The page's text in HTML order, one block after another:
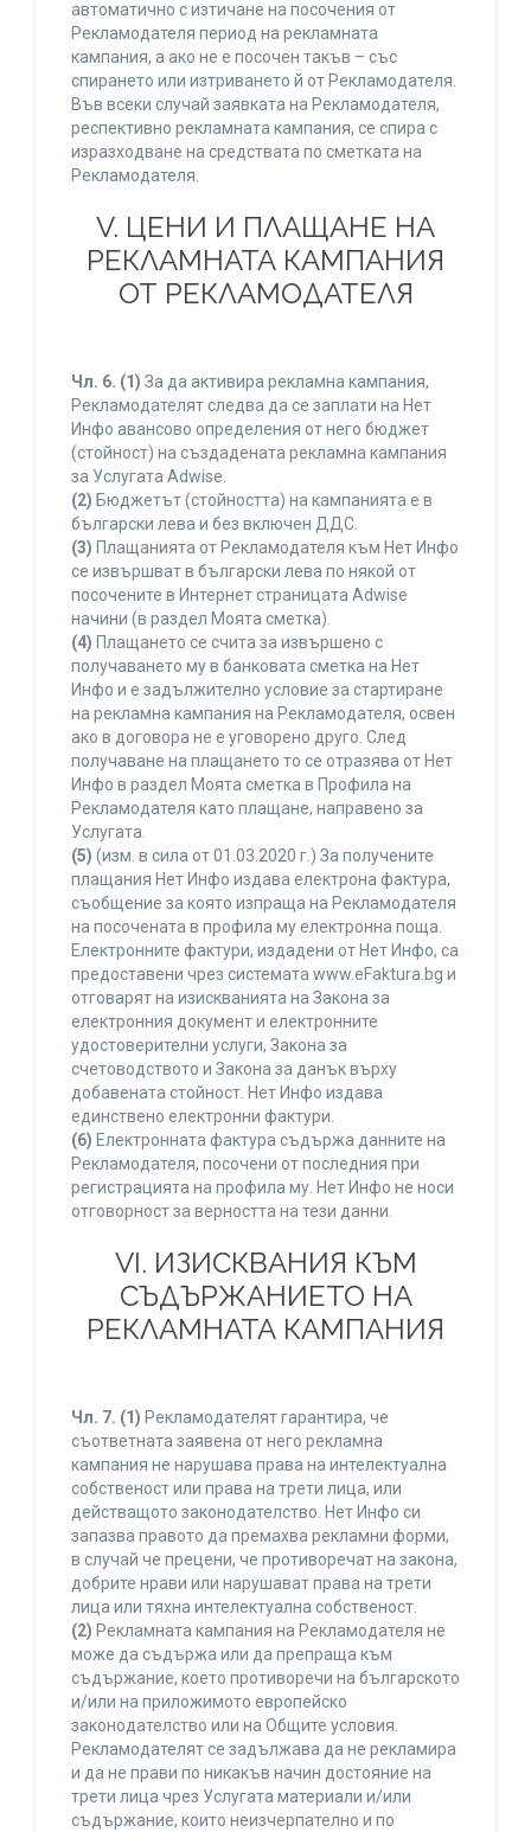
автоматично с изтичане на посочения от
Рекламодателя период на рекламната
кампания, а ако не е посочен такъв – със
спирането или изтриването й от Рекламодателя.
Във всеки случай заявката на Рекламодателя,
респективно рекламната кампания, се спира с
изразходване на средствата по сметката на
Рекламодателя.
V. ЦЕНИ И ПЛАЩАНЕ НА
РЕКЛАМНАТА КАМПАНИЯ
ОТ РЕКЛАМОДАТЕЛЯ
Чл. 6. (1) За да активира рекламна кампания,
Рекламодателят следва да се заплати на Нет
Инфо авансово определения от него бюджет
(стойност) на създадената рекламна кампания
за Услугата Adwise.
(2) Бюджетът (стойността) на кампанията е в
български лева и без включен ДДС.
(3) Плащанията от Рекламодателя към Нет Инфо
се извършват в български лева по някой от
посочените в Интернет страницата Adwise
начини (в раздел Моята сметка).
(4) Плащането се счита за извършено с
получаването му в банковата сметка на Нет
Инфо и е задължително условие за стартиране
на рекламна кампания на Рекламодателя, освен
ако в договора не е уговорено друго. След
получаване на плащането то се отразява от Нет
Инфо в раздел Моята сметка в Профила на
Рекламодателя като плащане, направено за
Услугата.
(5) (изм. в сила от 01.03.2020 г.) За получените
плащания Нет Инфо издава електрона фактура,
съобщение за която изпраща на Рекламодателя
на посочената в профила му електронна поща.
Електронните фактури, издадени от Нет Инфо, са
предоставени чрез системата www.eFaktura.bg и
отговарят на изискванията на Закона за
електронния документ и електронните
удостоверителни услуги, Закона за
счетоводството и Закона за данък върху
добавената стойност. Нет Инфо издава
единствено електронни фактури.
(6) Електронната фактура съдържа данните на
Рекламодателя, посочени от последния при
регистрацията на профила му. Нет Инфо не носи
отговорност за верността на тези данни.
VI. ИЗИСКВАНИЯ КЪМ
СЪДЪРЖАНИЕТО НА
РЕКЛАМНАТА КАМПАНИЯ
Чл. 7. (1) Рекламодателят гарантира, че
съответната заявена от него рекламна
кампания не нарушава права на интелектуална
собственост или права на трети лица, или
действащото законодателство. Нет Инфо си
запазва правото да премахва рекламни форми,
в случай че прецени, че противоречат на закона,
добрите нрави или нарушават права на трети
лица или тяхна интелектуална собственост.
(2) Рекламната кампания на Рекламодателя не
може да съдържа или да препраща към
съдържание, което противоречи на българското
и/или на приложимото европейско
законодателство или на Общите условия.
Рекламодателят се задължава да не рекламира
и да не прави по никакъв начин достояние на
трети лица чрез Услугата материали и/или
съдържание, които неизчерпателно и по